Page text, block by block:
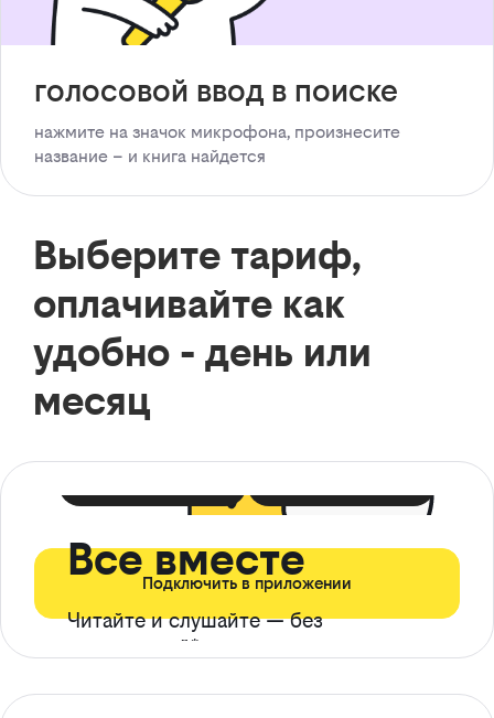
голосовой ввод в поиске
нажмите на значок микрофона, произнесите
название – и книга найдется
Выберите тариф,
оплачивайте как
удобно - день или
месяц
Все вместе
Читайте и слушайте — без
ограничений*
Подключить в приложении